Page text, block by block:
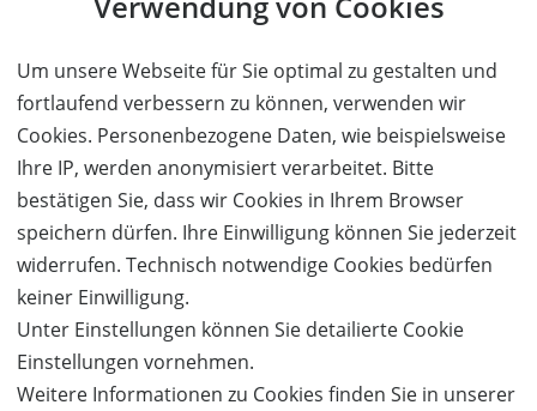
Um unsere Webseite für Sie optimal zu gestalten und
fortlaufend verbessern zu können, verwenden wir
Cookies. Personenbezogene Daten, wie beispielsweise
Ihre IP, werden anonymisiert verarbeitet. Bitte
bestätigen Sie, dass wir Cookies in Ihrem Browser
speichern dürfen. Ihre Einwilligung können Sie jederzeit
widerrufen. Technisch notwendige Cookies bedürfen
keiner Einwilligung.
Unter Einstellungen können Sie detailierte Cookie
Einstellungen vornehmen.
Weitere Informationen zu Cookies finden Sie in unserer
Follow us: